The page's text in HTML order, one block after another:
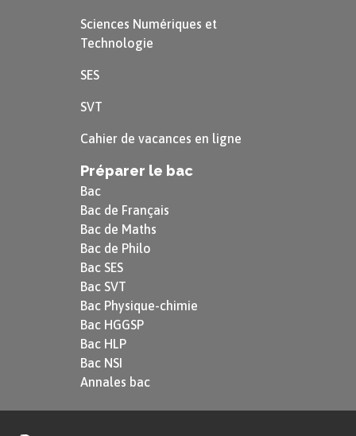
Sciences Numériques et
Technologie
SES
SVT
Cahier de vacances en ligne
Préparer le bac
Bac
Bac de Français
Bac de Maths
Bac de Philo
Bac SES
Bac SVT
Bac Physique-chimie
Bac HGGSP
Bac HLP
Bac NSI
Annales bac